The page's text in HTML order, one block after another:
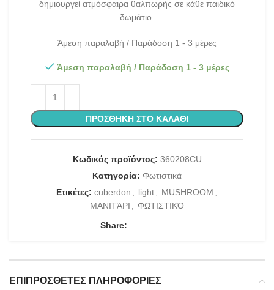
δημιουργεί ατμόσφαιρα θαλπωρής σε κάθε παιδικό
δωμάτιο.
Άμεση παραλαβή / Παράδοση 1 - 3 μέρες
Άμεση παραλαβή / Παράδοση 1 - 3 μέρες
ΠΡΟΣΘΉΚΗ ΣΤΟ ΚΑΛΆΘΙ
Κωδικός προϊόντος: 360208CU
Κατηγορία: Φωτιστικά
Ετικέτες: cuberdon light MUSHROOM
ΜΑΝΙΤΆΡΙ
ΦΩΤΙΣΤΙΚΌ
Share:
ΕΠΙΠΡΌΣΘΕΤΕΣ ΠΛΗΡΟΦΟΡΊΕΣ